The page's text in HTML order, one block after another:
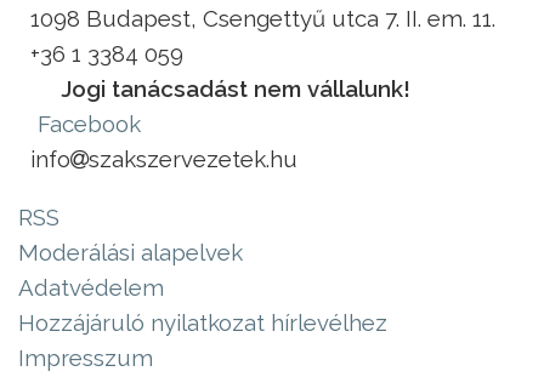
1098 Budapest, Csengettyű utca 7. II. em. 11.
+36 1 3384 059
Jogi tanácsadást nem vállalunk!
Facebook
info
szakszervezetek.hu
RSS
Moderálási alapelvek
Adatvédelem
Hozzájáruló nyilatkozat hírlevélhez
Impresszum